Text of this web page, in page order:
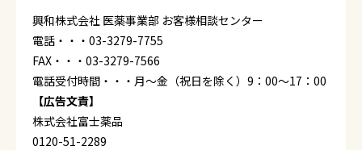
興和株式会社 医薬事業部 お客様相談センター
電話・・・03-3279-7755
FAX・・・03-3279-7566
電話受付時間・・・月～金（祝日を除く）9：00～17：00
【広告文責】
株式会社富士薬品
0120-51-2289